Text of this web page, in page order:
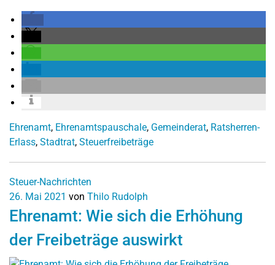
Ehrenamt, Ehrenamtspauschale, Gemeinderat, Ratsherren-
Erlass, Stadtrat, Steuerfreibeträge
Steuer-Nachrichten
26. Mai 2021 von Thilo Rudolph
Ehrenamt: Wie sich die Erhöhung
der Freibeträge auswirkt